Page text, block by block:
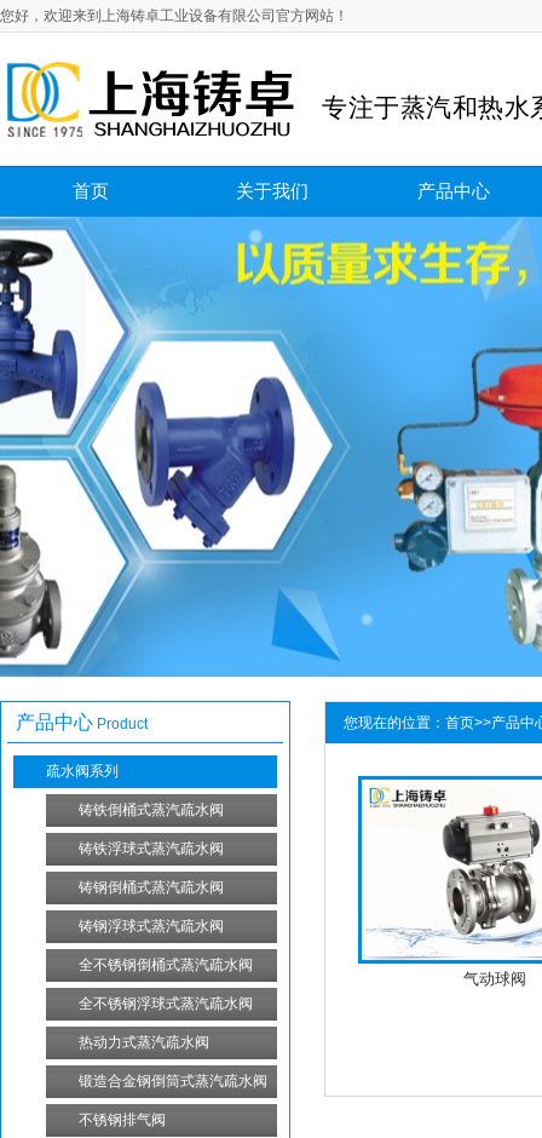
您好，欢迎来到上海铸卓工业设备有限公司官方网站！
专注于蒸汽和热水
首页 关于我们 产品中心
产品中心 Product
疏水阀系列
铸铁倒桶式蒸汽疏水阀
铸铁浮球式蒸汽疏水阀
铸钢倒桶式蒸汽疏水阀
铸钢浮球式蒸汽疏水阀
全不锈钢倒桶式蒸汽疏水阀
全不锈钢浮球式蒸汽疏水阀
热动力式蒸汽疏水阀
锻造合金钢倒筒式蒸汽疏水阀
不锈钢排气阀
您现在的位置： 首页>>产品中
气动球阀